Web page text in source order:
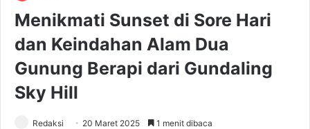
Menikmati Sunset di Sore Hari
dan Keindahan Alam Dua
Gunung Berapi dari Gundaling
Sky Hill
Redaksi 20 Maret 2025 1 menit dibaca